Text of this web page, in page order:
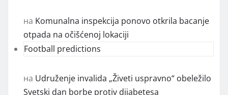
на Komunalna inspekcija ponovo otkrila bacanje
otpada na očišćenoj lokaciji
Football predictions
на Udruženje invalida „Živeti uspravno“ obeležilo
Svetski dan borbe protiv dijabetesa